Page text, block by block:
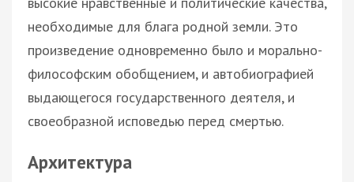
необходимые для блага родной земли. Это
произведение одновременно было и морально-
философским обобщением, и автобиографией
выдающегося государственного деятеля, и
своеобразной исповедью перед смертью.
Архитектура